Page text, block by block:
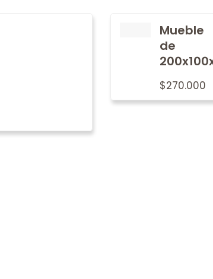
Mueble
de
$270.000